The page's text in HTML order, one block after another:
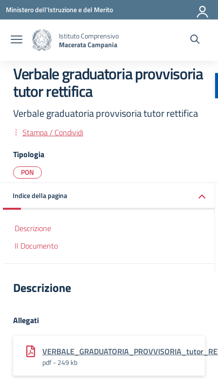
Vai ai contenuti
Vai al menu di navigazione
Vai al footer
Ministero dell'Istruzione e del Merito
Istituto Comprensivo
Macerata Campania
Verbale graduatoria provvisoria
tutor rettifica
Verbale graduatoria provvisoria tutor rettifica
Stampa / Condividi
Tipologia
PON
Indice della pagina
Descrizione
Il Documento
Descrizione
Allegati
pdf - 249 kb